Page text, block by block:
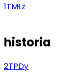
1TMŁz
historia
2TPDy